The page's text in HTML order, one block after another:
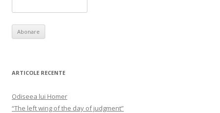
ARTICOLE RECENTE
Odiseea lui Homer
“The left wing of the day of judgment”